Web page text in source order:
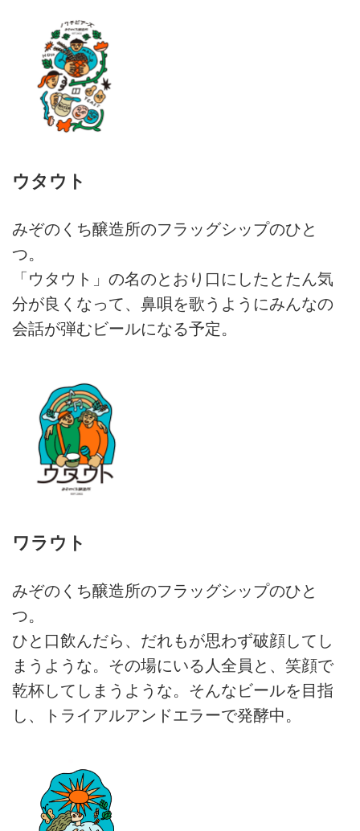
ウタウト
みぞのくち醸造所のフラッグシップのひと
つ。
「ウタウト」の名のとおり口にしたとたん気
分が良くなって、鼻唄を歌うようにみんなの
会話が弾むビールになる予定。
ワラウト
みぞのくち醸造所のフラッグシップのひと
つ。
ひと口飲んだら、だれもが思わず破顔してし
まうような。その場にいる人全員と、笑顔で
乾杯してしまうような。そんなビールを目指
し、トライアルアンドエラーで発酵中。